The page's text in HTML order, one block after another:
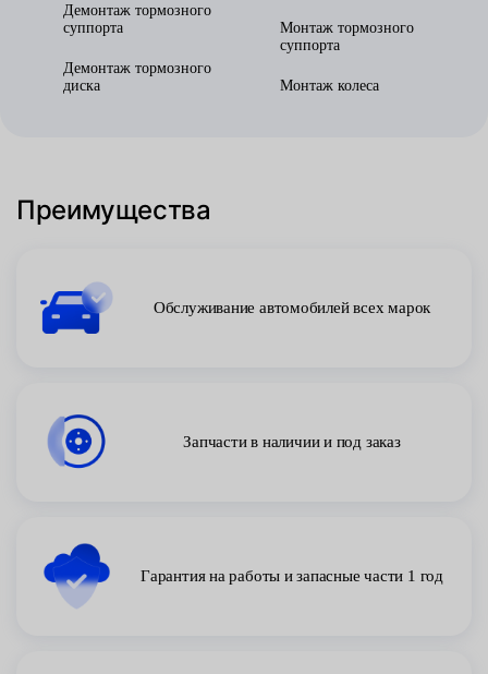
Демонтаж тормозного
суппорта
Демонтаж тормозного
диска
Монтаж тормозного
суппорта
Монтаж колеса
Преимущества
Обслуживание автомобилей всех марок
Запчасти в наличии и под заказ
Гарантия на работы и запасные части 1 год